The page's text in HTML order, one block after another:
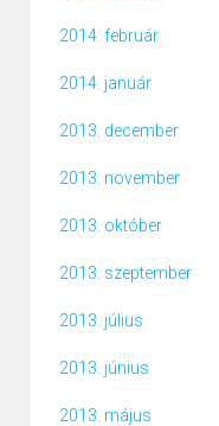
2014. február
2014. január
2013. december
2013. november
2013. október
2013. szeptember
2013. július
2013. június
2013. május